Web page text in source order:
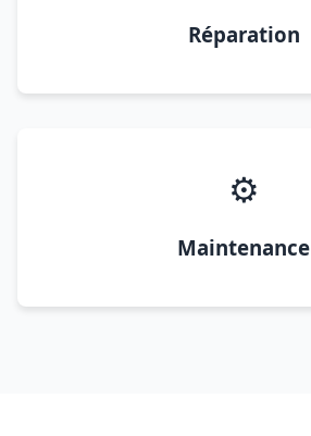
Réparation
⚙️
Maintenance